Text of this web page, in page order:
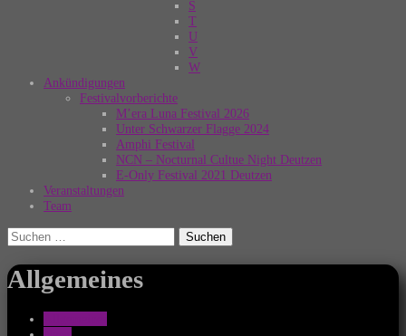
S
T
U
V
W
Ankündigungen
Festivalvorberichte
M’era Luna Festival 2026
Unter Schwarzer Flagge 2024
Amphi Festival
NCN – Nocturnal Cultue Night Deutzen
E-Only Festival 2021 Deutzen
Veranstaltungen
Team
Suchen
nach:
Allgemeines